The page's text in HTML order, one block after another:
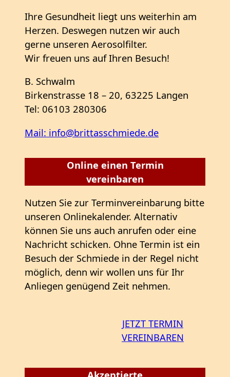
Ihre Gesundheit liegt uns weiterhin am
Herzen. Deswegen nutzen wir auch
gerne unseren Aerosolfilter.
Wir freuen uns auf Ihren Besuch!
B. Schwalm
Birkenstrasse 18 – 20, 63225 Langen
Tel: 06103 280306
Mail: info@brittasschmiede.de
Online einen Termin
vereinbaren
Nutzen Sie zur Terminvereinbarung bitte
unseren Onlinekalender. Alternativ
können Sie uns auch anrufen oder eine
Nachricht schicken. Ohne Termin ist ein
Besuch der Schmiede in der Regel nicht
möglich, denn wir wollen uns für Ihr
Anliegen genügend Zeit nehmen.
JETZT TERMIN
VEREINBAREN